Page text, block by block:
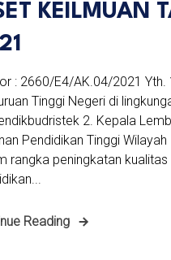
KEILMUAN
: 2660/E4/AK.04/2021 Yth.
Tinggi Negeri di
2. Kepala
Pendidikan Tinggi
rangka peningkatan
Reading